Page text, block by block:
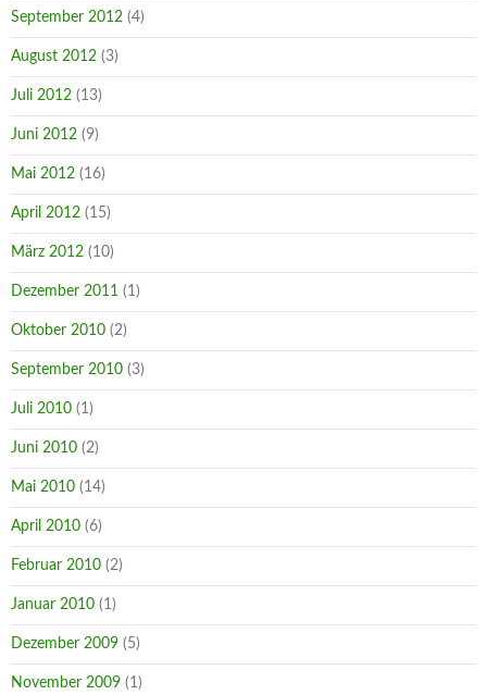
September 2012 (4)
August 2012 (3)
Juli 2012 (13)
Juni 2012 (9)
Mai 2012 (16)
April 2012 (15)
März 2012 (10)
Dezember 2011 (1)
Oktober 2010 (2)
September 2010 (3)
Juli 2010 (1)
Juni 2010 (2)
Mai 2010 (14)
April 2010 (6)
Februar 2010 (2)
Januar 2010 (1)
Dezember 2009 (5)
November 2009 (1)